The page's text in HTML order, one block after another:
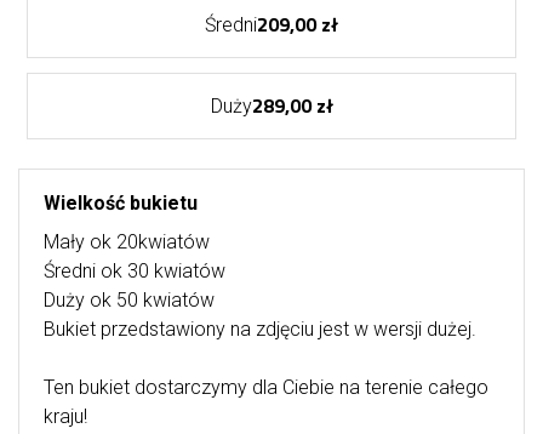
Średni209,00 zł
Duży289,00 zł
Wielkość bukietu
Mały ok 20kwiatów
Średni ok 30 kwiatów
Duży ok 50 kwiatów
Bukiet przedstawiony na zdjęciu jest w wersji dużej.
Ten bukiet dostarczymy dla Ciebie na terenie całego
kraju!